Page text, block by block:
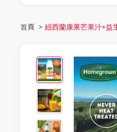
首頁 > 紐西蘭康果芒果汁+益